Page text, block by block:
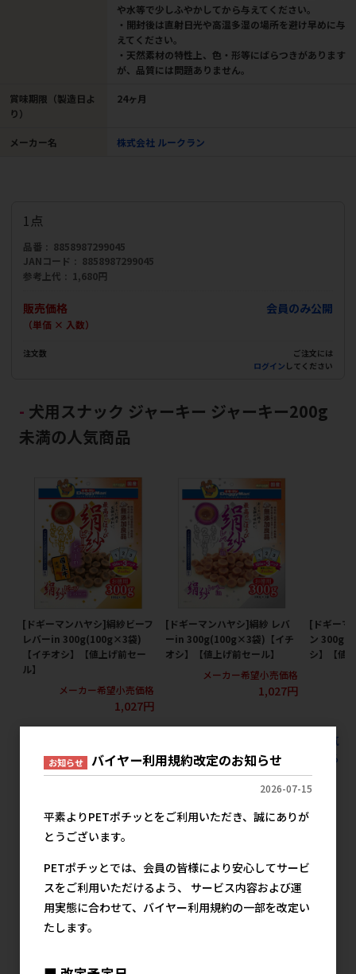
や水等で少しふやかしてから与えてください。
・開封後は直射日光や高温多湿の場所を避け早めに与
えてください。
・天然素材の特性上、色・形等にばらつきがあります
が、品質には問題ありません。
賞味期限（製造日よ
り）
24ヶ月
メーカー名 株式会社 ルークラン
1点
品番
8858987299045
JANコード
8858987299045
参考上代
1,680円
販売価格
（単価 × 入数）
会員のみ公開
注文数
ご注文には
ログイン してください
犬用スナック ジャーキー ジャーキー200g
未満の人気商品
[ドギーマンハヤシ]絹紗ビーフ
レバーin 300g(100g×3袋)
【イチオシ】【値上げ前セー
ル】
メーカー希望小売価格
1,027円
[ドギーマンハヤシ]絹紗 レバ
ーin 300g(100g×3袋)【イチ
オシ】【値上げ前セール】
メーカー希望小売価格
1,027円
[ドギーマ
ン
シ】【値
すべての犬用スナック ジャーキー ジャーキー200g未満の人気
商品を見る
お知らせ バイヤー利用規約改定のお知らせ
2026-07-15
平素よりPETポチッとをご利用いただき、誠にありが
とうございます。
PETポチッとでは、会員の皆様により安心してサービ
スをご利用いただけるよう、 サービス内容および運
用実態に合わせて、バイヤー利用規約の一部を改定い
たします。